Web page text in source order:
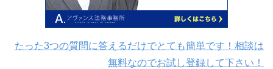
たった3つの質問に答えるだけでとても簡単です！相談は
無料なのでお試し登録して下さい！